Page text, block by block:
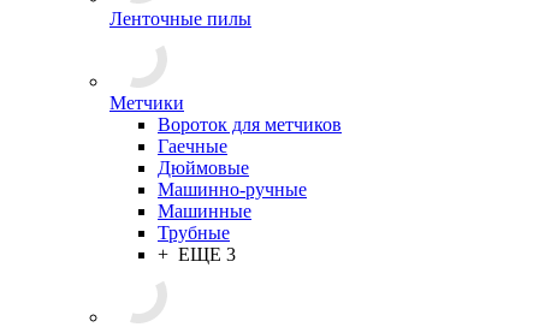
Ленточные пилы
Метчики
Вороток для метчиков
Гаечные
Дюймовые
Машинно-ручные
Машинные
Трубные
+ ЕЩЕ 3